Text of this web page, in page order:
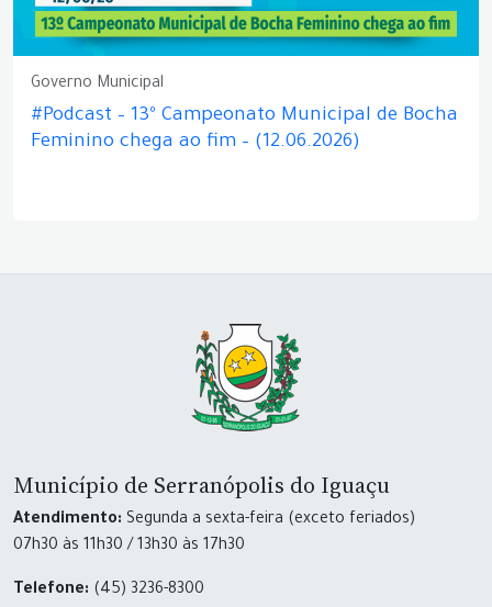
Governo Municipal
#Podcast – 13º Campeonato Municipal de Bocha
Feminino chega ao fim – (12.06.2026)
Município de Serranópolis do Iguaçu
Atendimento: Segunda a sexta-feira (exceto feriados)
07h30 às 11h30 / 13h30 às 17h30
Telefone: (45) 3236-8300